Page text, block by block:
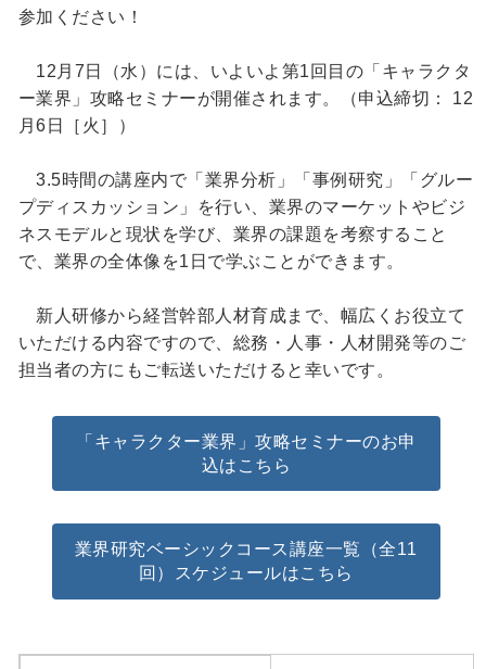
参加ください！
12月7日（水）には、いよいよ第1回目の「キャラクタ
ー業界」攻略セミナーが開催されます。（申込締切： 12
月6日［火］）
3.5時間の講座内で「業界分析」「事例研究」「グルー
プディスカッション」を行い、業界のマーケットやビジ
ネスモデルと現状を学び、業界の課題を考察すること
で、業界の全体像を1日で学ぶことができます。
新人研修から経営幹部人材育成まで、幅広くお役立て
いただける内容ですので、総務・人事・人材開発等のご
担当者の方にもご転送いただけると幸いです。
「キャラクター業界」攻略セミナーのお申
込はこちら
業界研究ベーシックコース講座一覧（全11
回）スケジュールはこちら